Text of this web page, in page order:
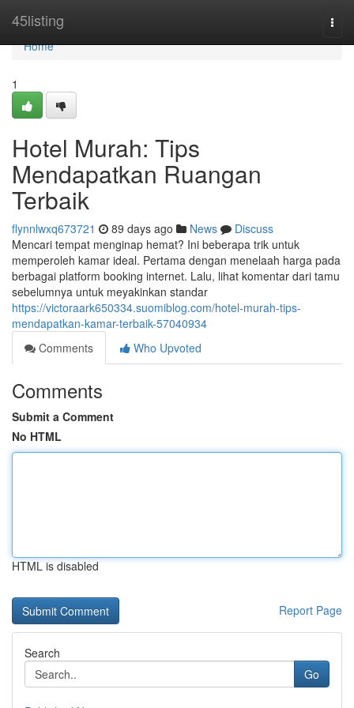
45listing
Home
Home
1
Hotel Murah: Tips
Mendapatkan Ruangan
Terbaik
flynnlwxq673721 89 days ago News
Discuss
Mencari tempat menginap hemat? Ini beberapa trik untuk
memperoleh kamar ideal. Pertama dengan menelaah harga pada
berbagai platform booking internet. Lalu, lihat komentar dari tamu
sebelumnya untuk meyakinkan standar
https://victoraark650334.suomiblog.com/hotel-murah-tips-
mendapatkan-kamar-terbaik-57040934
Comments
Who Upvoted
Comments
Submit a Comment
No HTML
HTML is disabled
Report Page
Search
Go